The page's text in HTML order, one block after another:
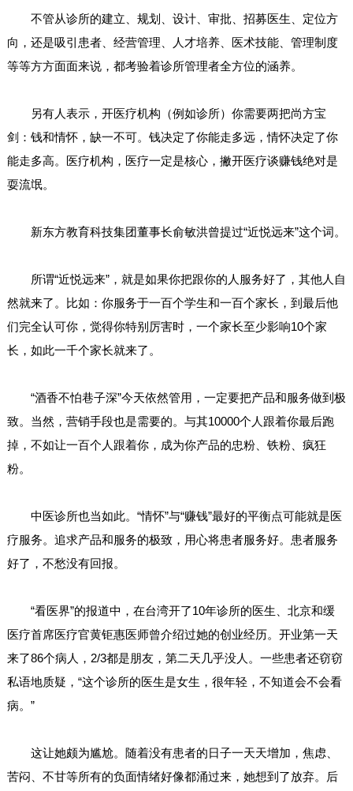
不管从诊所的建立、规划、设计、审批、招募医生、定位方
向，还是吸引患者、经营管理、人才培养、医术技能、管理制度
等等方方面面来说，都考验着诊所管理者全方位的涵养。
另有人表示，开医疗机构（例如诊所）你需要两把尚方宝
剑：钱和情怀，缺一不可。钱决定了你能走多远，情怀决定了你
能走多高。医疗机构，医疗一定是核心，撇开医疗谈赚钱绝对是
耍流氓。
新东方教育科技集团董事长俞敏洪曾提过“近悦远来”这个词。
所谓“近悦远来”，就是如果你把跟你的人服务好了，其他人自
然就来了。比如：你服务于一百个学生和一百个家长，到最后他
们完全认可你，觉得你特别厉害时，一个家长至少影响10个家
长，如此一千个家长就来了。
“酒香不怕巷子深”今天依然管用，一定要把产品和服务做到极
致。当然，营销手段也是需要的。与其10000个人跟着你最后跑
掉，不如让一百个人跟着你，成为你产品的忠粉、铁粉、疯狂
粉。
中医诊所也当如此。“情怀”与“赚钱”最好的平衡点可能就是医
疗服务。追求产品和服务的极致，用心将患者服务好。患者服务
好了，不愁没有回报。
“看医界”的报道中，在台湾开了10年诊所的医生、北京和缓
医疗首席医疗官黄钜惠医师曾介绍过她的创业经历。开业第一天
来了86个病人，2/3都是朋友，第二天几乎没人。一些患者还窃窃
私语地质疑，“这个诊所的医生是女生，很年轻，不知道会不会看
病。”
这让她颇为尴尬。随着没有患者的日子一天天增加，焦虑、
苦闷、不甘等所有的负面情绪好像都涌过来，她想到了放弃。后